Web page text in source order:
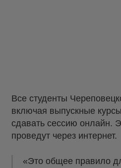
Все студенты
включая выпускные
сдавать сессию онлайн.
проведут через интернет.
«Это общее правило